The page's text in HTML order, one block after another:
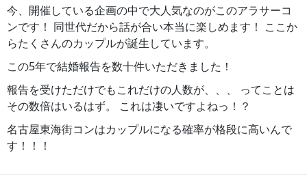
今、開催している企画の中で大人気なのがこのアラサーコ
ンです！ 同世代だから話が合い本当に楽しめます！ ここか
らたくさんのカップルが誕生しています。
この5年で結婚報告を数十件いただきました！
報告を受けただけでもこれだけの人数が、、、 ってことは
その数倍はいるはず。 これは凄いですよねっ！？
名古屋東海街コンはカップルになる確率が格段に高いんで
す！！！